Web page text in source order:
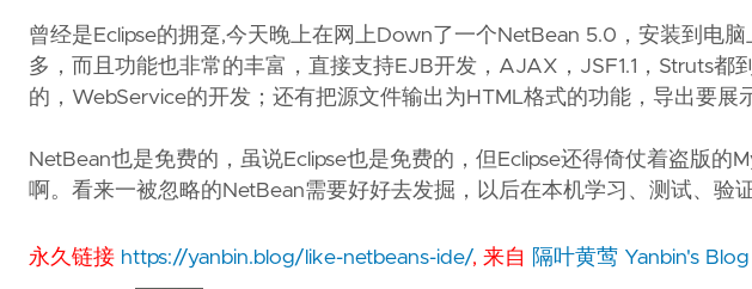
曾经是Eclipse的拥趸,今天晚上在网上Down了一个NetBean 5.0，安装到电
多，而且功能也非常的丰富，直接支持EJB开发，AJAX，JSF1.1，Struts都
的，WebService的开发；还有把源文件输出为HTML格式的功能，导出要展
NetBean也是免费的，虽说Eclipse也是免费的，但Eclipse还得倚仗着盗版的
啊。看来一被忽略的NetBean需要好好去发掘，以后在本机学习、测试、验
永久链接 https://yanbin.blog/like-netbeans-ide/, 来自 隔叶黄莺 Yanbin's Blog